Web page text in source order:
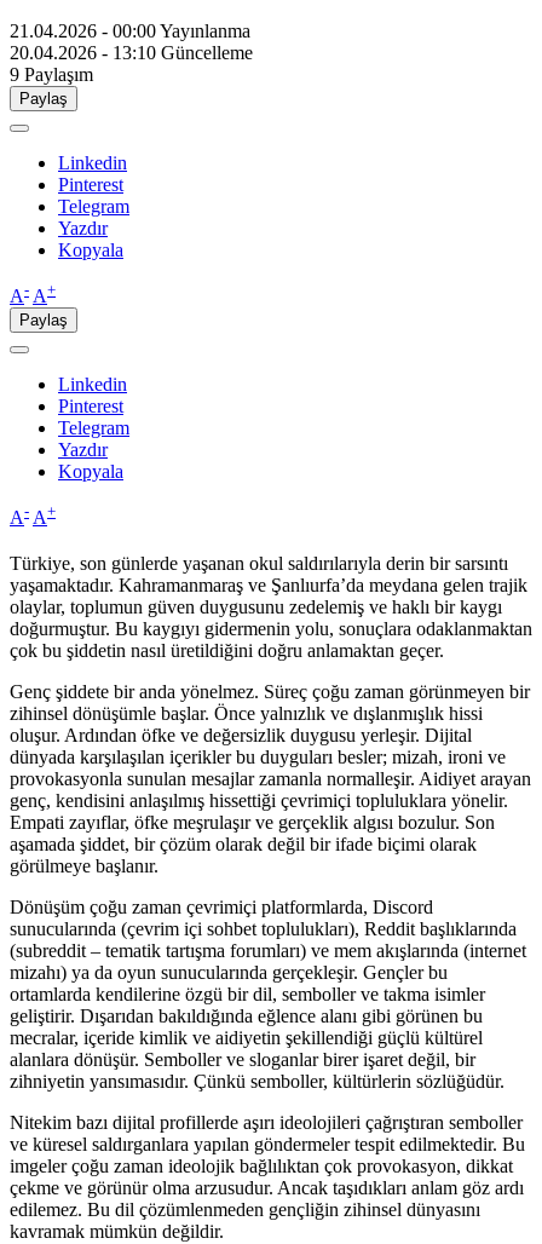
21.04.2026 - 00:00Yayınlanma
20.04.2026 - 13:10 Güncelleme
9 Paylaşım
Paylaş
Linkedin
Pinterest
Telegram
Yazdır
Kopyala
A- A+
Paylaş
Linkedin
Pinterest
Telegram
Yazdır
Kopyala
A- A+
Türkiye, son günlerde yaşanan okul saldırılarıyla derin bir sarsıntı
yaşamaktadır. Kahramanmaraş ve Şanlıurfa’da meydana gelen trajik
olaylar, toplumun güven duygusunu zedelemiş ve haklı bir kaygı
doğurmuştur. Bu kaygıyı gidermenin yolu, sonuçlara odaklanmaktan
çok bu şiddetin nasıl üretildiğini doğru anlamaktan geçer.
Genç şiddete bir anda yönelmez. Süreç çoğu zaman görünmeyen bir
zihinsel dönüşümle başlar. Önce yalnızlık ve dışlanmışlık hissi
oluşur. Ardından öfke ve değersizlik duygusu yerleşir. Dijital
dünyada karşılaşılan içerikler bu duyguları besler; mizah, ironi ve
provokasyonla sunulan mesajlar zamanla normalleşir. Aidiyet arayan
genç, kendisini anlaşılmış hissettiği çevrimiçi topluluklara yönelir.
Empati zayıflar, öfke meşrulaşır ve gerçeklik algısı bozulur. Son
aşamada şiddet, bir çözüm olarak değil bir ifade biçimi olarak
görülmeye başlanır.
Dönüşüm çoğu zaman çevrimiçi platformlarda, Discord
sunucularında (çevrim içi sohbet toplulukları), Reddit başlıklarında
(subreddit – tematik tartışma forumları) ve mem akışlarında (internet
mizahı) ya da oyun sunucularında gerçekleşir. Gençler bu
ortamlarda kendilerine özgü bir dil, semboller ve takma isimler
geliştirir. Dışarıdan bakıldığında eğlence alanı gibi görünen bu
mecralar, içeride kimlik ve aidiyetin şekillendiği güçlü kültürel
alanlara dönüşür. Semboller ve sloganlar birer işaret değil, bir
zihniyetin yansımasıdır. Çünkü semboller, kültürlerin sözlüğüdür.
Nitekim bazı dijital profillerde aşırı ideolojileri çağrıştıran semboller
ve küresel saldırganlara yapılan göndermeler tespit edilmektedir. Bu
imgeler çoğu zaman ideolojik bağlılıktan çok provokasyon, dikkat
çekme ve görünür olma arzusudur. Ancak taşıdıkları anlam göz ardı
edilemez. Bu dil çözümlenmeden gençliğin zihinsel dünyasını
kavramak mümkün değildir.